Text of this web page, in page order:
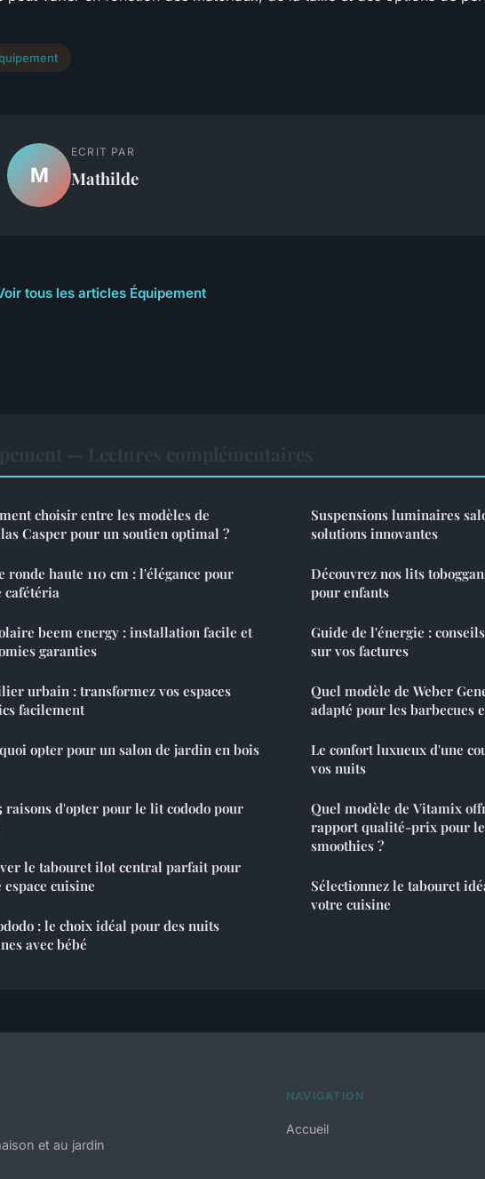
M
ECRIT PAR
Mathilde
tous les articles Équipement
choisir entre les modèles de
Casper pour un soutien optimal ?
ronde haute 110 cm : l'élégance pour
cafétéria
beem energy : installation facile et
garanties
urbain : transformez vos espaces
facilement
opter pour un salon de jardin en bois
raisons d'opter pour le lit cododo pour
le tabouret ilot central parfait pour
espace cuisine
: le choix idéal pour des nuits
avec bébé
Suspensions luminaires
solutions innovantes
Découvrez nos lits
pour enfants
Guide de l'énergie :
sur vos factures
Quel modèle de Weber
adapté pour les barbecues
Le confort luxueux d'une
vos nuits
Quel modèle de Vitamix
rapport qualité-prix pour
smoothies ?
Sélectionnez le tabouret
votre cuisine
et au jardin
NAVIGATION
Accueil